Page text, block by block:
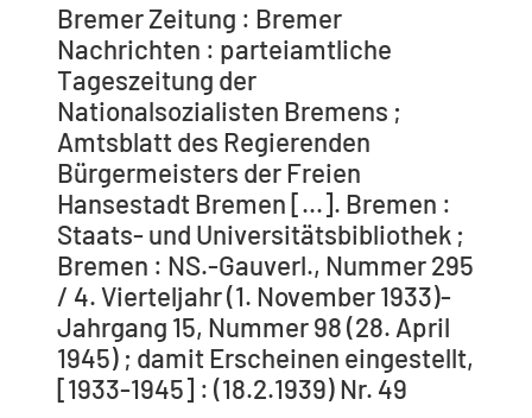
Bremer Zeitung : Bremer
Nachrichten : parteiamtliche
Tageszeitung der
Nationalsozialisten Bremens ;
Amtsblatt des Regierenden
Bürgermeisters der Freien
Hansestadt Bremen [...]. Bremen :
Staats- und Universitätsbibliothek ;
Bremen : NS.-Gauverl., Nummer 295
/ 4. Vierteljahr (1. November 1933)-
Jahrgang 15, Nummer 98 (28. April
1945) ; damit Erscheinen eingestellt,
[1933-1945] : (18.2.1939) Nr. 49